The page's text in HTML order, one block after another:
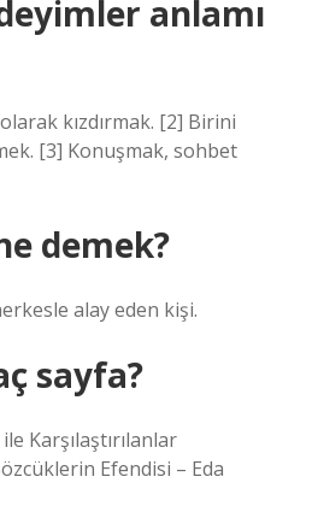
anlamı
kızdırmak. [2] Birini
[3] Konuşmak, sohbet
demek?
alay eden kişi.
sayfa?
Karşılaştırılanlar
Efendisi – Eda